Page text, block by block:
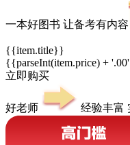
一本好图书 让备考有内容
{{item.title}}
{{parseInt(item.price) +
立即购买
好老师 经验丰富